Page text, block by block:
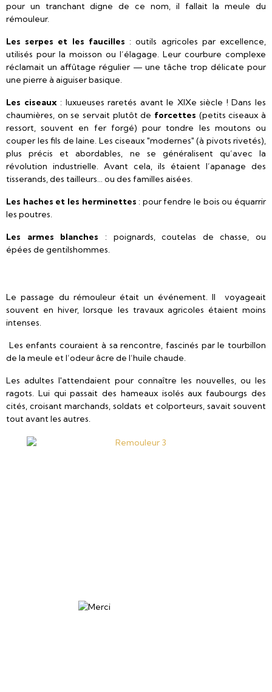
pour un tranchant digne de ce nom, il fallait la meule du
rémouleur.
Les serpes et les faucilles : outils agricoles par excellence,
utilisés pour la moisson ou l’élagage. Leur courbure complexe
réclamait un affûtage régulier — une tâche trop délicate pour
une pierre à aiguiser basique.
Les ciseaux : luxueuses raretés avant le XIXe siècle ! Dans les
chaumières, on se servait plutôt de forcettes (petits ciseaux à
ressort, souvent en fer forgé) pour tondre les moutons ou
couper les fils de laine. Les ciseaux "modernes" (à pivots rivetés),
plus précis et abordables, ne se généralisent qu’avec la
révolution industrielle. Avant cela, ils étaient l’apanage des
tisserands, des tailleurs… ou des familles aisées.
Les haches et les herminettes : pour fendre le bois ou équarrir
les poutres.
Les armes blanches : poignards, coutelas de chasse, ou
épées de gentilshommes.
Le passage du rémouleur était un événement. Il voyageait
souvent en hiver, lorsque les travaux agricoles étaient moins
intenses.
Les enfants couraient à sa rencontre, fascinés par le tourbillon
de la meule et l’odeur âcre de l’huile chaude.
Les adultes l'attendaient pour connaître les nouvelles, ou les
ragots. Lui qui passait des hameaux isolés aux faubourgs des
cités, croisant marchands, soldats et colporteurs, savait souvent
tout avant les autres.